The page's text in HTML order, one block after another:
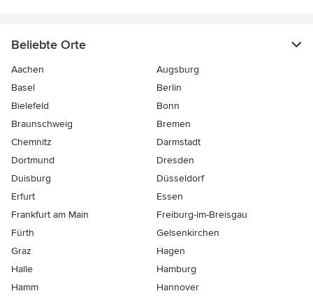
Beliebte Orte
Aachen
Augsburg
Basel
Berlin
Bielefeld
Bonn
Braunschweig
Bremen
Chemnitz
Darmstadt
Dortmund
Dresden
Duisburg
Düsseldorf
Erfurt
Essen
Frankfurt am Main
Freiburg-im-Breisgau
Fürth
Gelsenkirchen
Graz
Hagen
Halle
Hamburg
Hamm
Hannover